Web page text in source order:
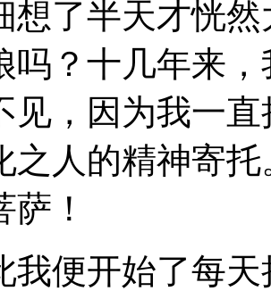
想了半天才恍
吗？十几年来
见，因为我一
之人的精神寄
！
开始了每天